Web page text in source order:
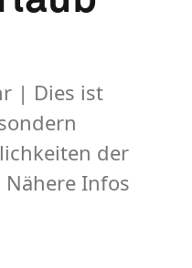
| Dies ist
der
Infos